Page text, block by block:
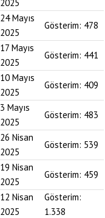
2025
24 Mayıs
2025
Gösterim: 478
17 Mayıs
2025
Gösterim: 441
10 Mayıs
2025
Gösterim: 409
3 Mayıs
2025
Gösterim: 483
26 Nisan
2025
Gösterim: 539
19 Nisan
2025
Gösterim: 459
12 Nisan
2025
Gösterim:
1.338